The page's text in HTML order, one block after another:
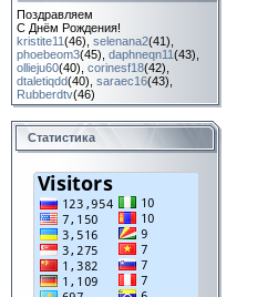
Поздравляем
С Днём Рождения!
kristite11(46) selenana2(41)
phoebeom3(45) daphneqn11(43)
ollieju60(40) corinesf18(42)
dtaletiqdd(40) saraec16(43)
Rubberdtv(46)
Статистика